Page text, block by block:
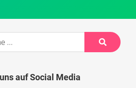
Suche
auf Social Media